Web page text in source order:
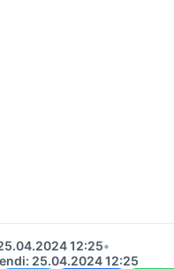
12:25•
25.04.2024 12:25